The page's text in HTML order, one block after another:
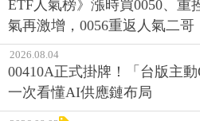
ETF人氣榜》漲時買0050、重
氣再激增，0056重返人氣二哥
2026.08.04
00410A正式掛牌！「台版主
一次看懂AI供應鏈布局